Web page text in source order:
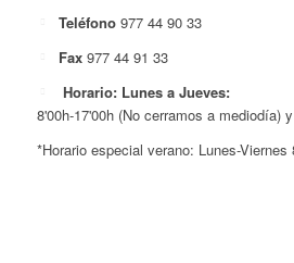
Teléfono 977 44 90 33
Fax 977 44 91 33
Horario: Lunes a Jueves:
8'00h-17'00h (No cerramos a mediodía)
*Horario especial verano: Lunes-Viernes